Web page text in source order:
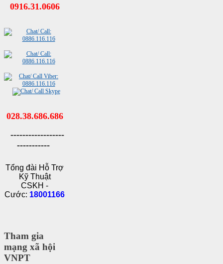
0916.31.0606
028.38.686.686
------------------
-----------
Tổng đài Hỗ Trợ
Kỹ Thuật
CSKH -
Cước: 18001166
Tham gia
mạng xã hội
VNPT